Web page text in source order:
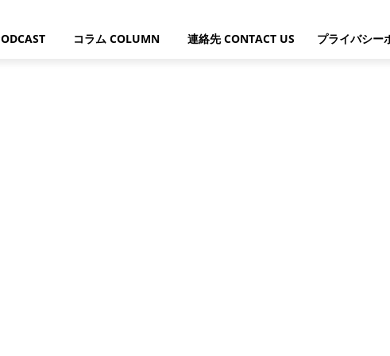
コラム COLUMN 連絡先 CONTACT US プライバシー